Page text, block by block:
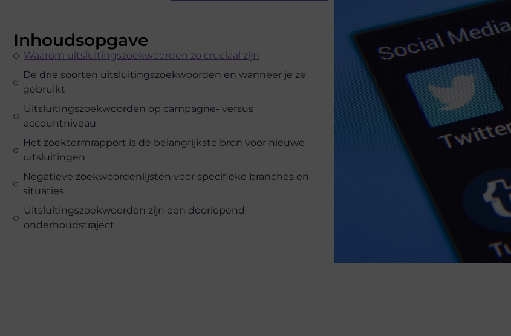
Inhoudsopgave
Waarom uitsluitingszoekwoorden zo cruciaal zijn
De drie soorten uitsluitingszoekwoorden en wanneer je ze
gebruikt
Uitsluitingszoekwoorden op campagne- versus
accountniveau
Het zoektermrapport is de belangrijkste bron voor nieuwe
uitsluitingen
Negatieve zoekwoordenlijsten voor specifieke branches en
situaties
Uitsluitingszoekwoorden zijn een doorlopend
onderhoudstraject